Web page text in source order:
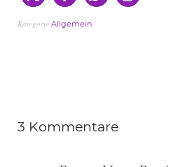
Kategorie Allgemein
3 Kommentare